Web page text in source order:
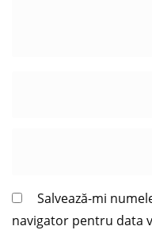
Salvează-mi
navigator pentru data